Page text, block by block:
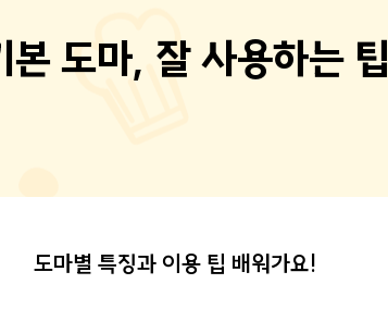
본 도마, 잘 사용하는 팁
도마별 특징과 이용 팁 배워가요!